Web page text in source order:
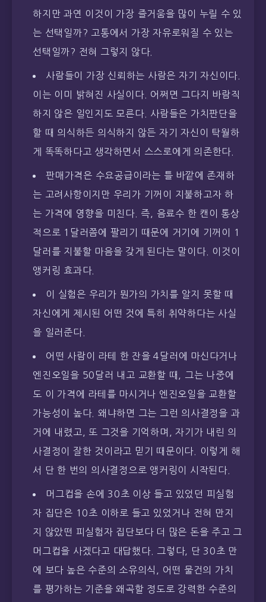
하지만 과연 이것이 가장 즐거움을 많이 누릴 수 있
는 선택일까? 고통에서 가장 자유로워질 수 있는
선택일까? 전혀 그렇지 않다.
사람들이 가장 신뢰하는 사람은 자기 자신이다.
이는 이미 밝혀진 사실이다. 어쩌면 그다지 바람직
하지 않은 일인지도 모른다. 사람들은 가치판단을
할 때 의식하든 의식하지 않든 자기 자신이 탁월하
게 똑똑하다고 생각하면서 스스로에게 의존한다.
판매가격은 수요공급이라는 틀 바깥에 존재하
는 고려사항이지만 우리가 기꺼이 지불하고자 하
는 가격에 영향을 미친다. 즉, 음료수 한 캔이 통상
적으로 1달러쯤에 팔리기 때문에 거기에 기꺼이 1
달러를 지불할 마음을 갖게 된다는 말이다. 이것이
앵커링 효과다.
이 실험은 우리가 뭔가의 가치를 알지 못할 때
자신에게 제시된 어떤 것에 특히 취약하다는 사실
을 일러준다.
어떤 사람이 라테 한 잔을 4달러에 마신다거나
엔진오일을 50달러 내고 교환할 때, 그는 나중에
도 이 가격에 라테를 마시거나 엔진오일을 교환할
가능성이 높다. 왜냐하면 그는 그런 의사결정을 과
거에 내렸고, 또 그것을 기억하며, 자기가 내린 의
사결정이 잘한 것이라고 믿기 때문이다. 이렇게 해
서 단 한 번의 의사결정으로 앵커링이 시작된다.
머그컵을 손에 30초 이상 들고 있었던 피실험
자 집단은 10초 이하로 들고 있었거나 전혀 만지
지 않았떤 피실험자 집단보다 더 많은 돈을 주고 그
머그컵을 사겠다고 대답했다. 그렇다, 단 30초 만
에 보다 높은 수준의 소유의식, 어떤 물건의 가치
를 평가하는 기준을 왜곡할 정도로 강력한 수준의